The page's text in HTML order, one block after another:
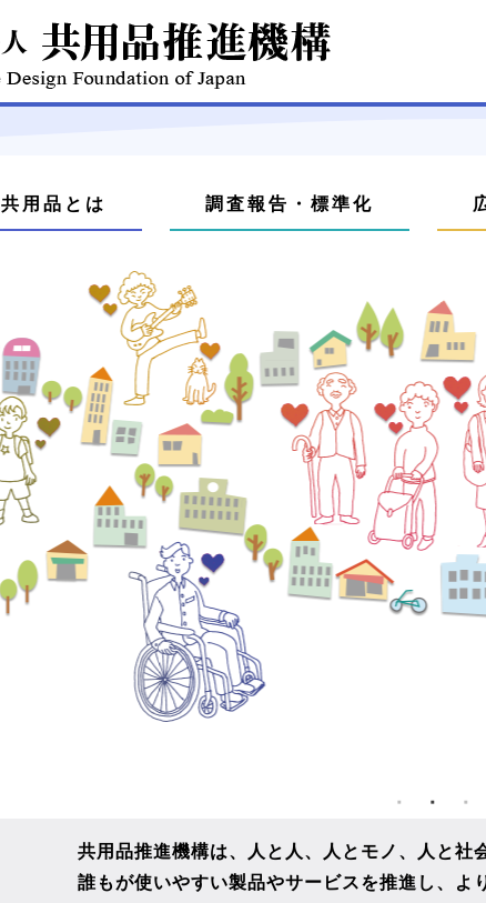
共用品とは 調査報告・標準化
共用品推進機構は、人と人、人とモノ、人と社
誰もが使いやすい製品やサービスを推進し、
よ